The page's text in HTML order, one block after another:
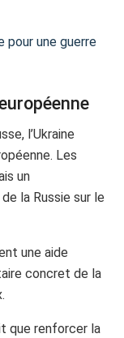
pour une guerre
l’Ukraine
Les
un
la Russie sur le
une aide
concret de la
que renforcer la